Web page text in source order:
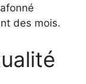
des mois.